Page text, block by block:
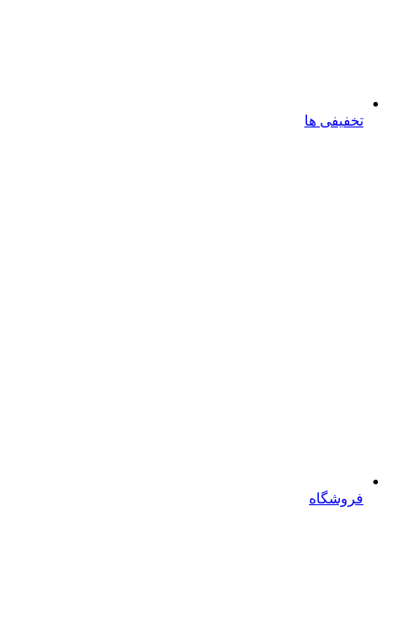
تخفیفی ها
فروشگاه